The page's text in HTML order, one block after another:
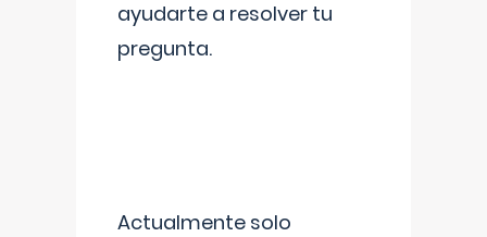
ayudarte a resolver tu
pregunta.
Actualmente solo